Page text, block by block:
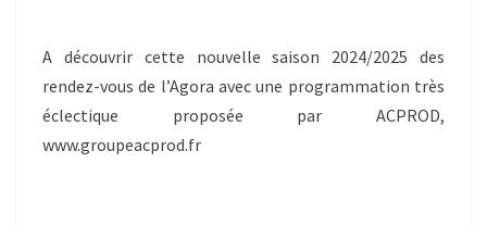
A découvrir cette nouvelle saison 2024/2025 des
rendez-vous de l’Agora avec une programmation très
éclectique proposée par ACPROD,
www.groupeacprod.fr